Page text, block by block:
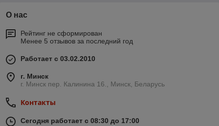
О нас
Рейтинг не сформирован
Менее 5 отзывов за последний год
Работает с 03.02.2010
г. Минск
г. Минск пер. Калинина 16., Минск, Беларусь
Контакты
Сегодня работает с 08:30 до 17:00